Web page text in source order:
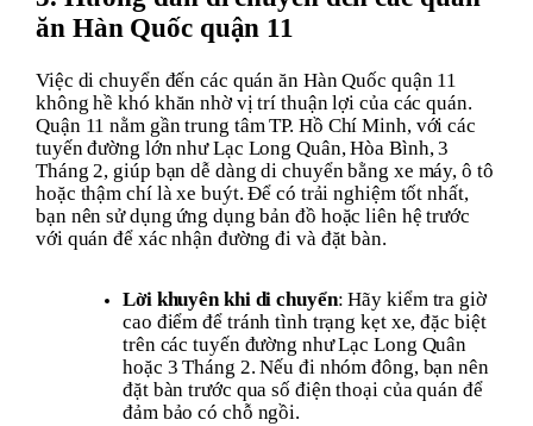
ăn Hàn Quốc quận 11
Việc di chuyển đến các quán ăn Hàn Quốc quận 11
không hề khó khăn nhờ vị trí thuận lợi của các quán.
Quận 11 nằm gần trung tâm TP. Hồ Chí Minh, với các
tuyến đường lớn như Lạc Long Quân, Hòa Bình, 3
Tháng 2, giúp bạn dễ dàng di chuyển bằng xe máy, ô tô
hoặc thậm chí là xe buýt. Để có trải nghiệm tốt nhất,
bạn nên sử dụng ứng dụng bản đồ hoặc liên hệ trước
với quán để xác nhận đường đi và đặt bàn.
Lời khuyên khi di chuyển: Hãy kiểm tra giờ
cao điểm để tránh tình trạng kẹt xe, đặc biệt
trên các tuyến đường như Lạc Long Quân
hoặc 3 Tháng 2. Nếu đi nhóm đông, bạn nên
đặt bàn trước qua số điện thoại của quán để
đảm bảo có chỗ ngồi.